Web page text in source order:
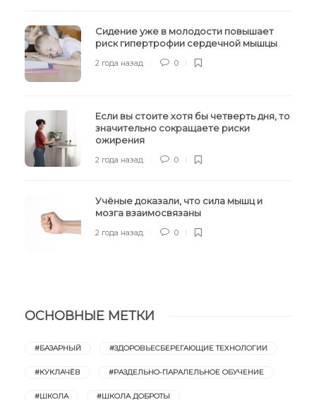
Сидение уже в молодости повышает
риск гипертрофии сердечной мышцы
2 года назад 0
Если вы стоите хотя бы четверть дня, то
значительно сокращаете риски
ожирения
2 года назад 0
Учёные доказали, что сила мышц и
мозга взаимосвязаны
2 года назад 0
ОСНОВНЫЕ МЕТКИ
#БАЗАРНЫЙ #ЗДОРОВЬЕСБЕРЕГАЮЩИЕ ТЕХНОЛОГИИ
#КУКЛАЧЁВ #РАЗДЕЛЬНО-ПАРАЛЕЛЬНОЕ ОБУЧЕНИЕ
#ШКОЛА #ШКОЛА ДОБРОТЫ